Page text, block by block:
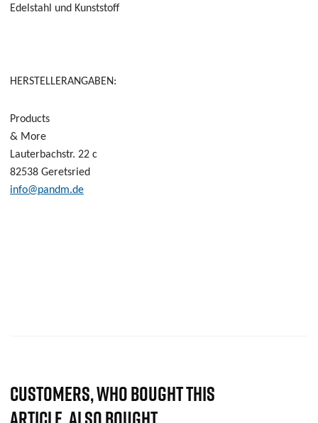
Edelstahl und Kunststoff
HERSTELLERANGABEN:
Products
& More
Lauterbachstr. 22 c
82538 Geretsried
info@pandm.de
CUSTOMERS, WHO BOUGHT THIS